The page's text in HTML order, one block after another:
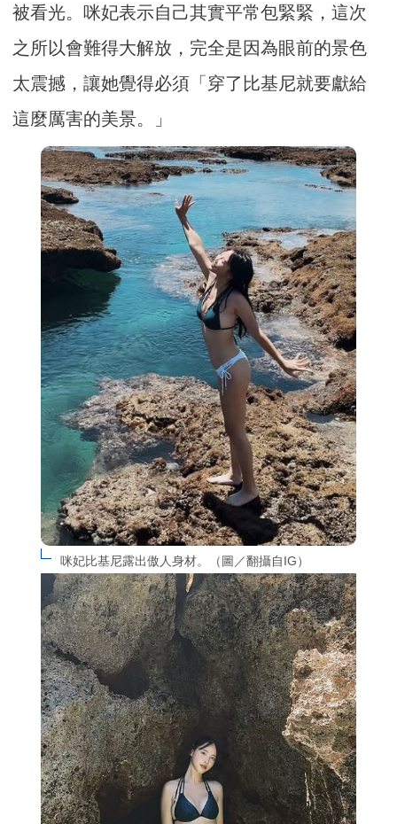
被看光。咪妃表示自己其實平常包緊緊，這次
之所以會難得大解放，完全是因為眼前的景色
太震撼，讓她覺得必須「穿了比基尼就要獻給
這麼厲害的美景。」
咪妃比基尼露出傲人身材。（圖／翻攝自IG）